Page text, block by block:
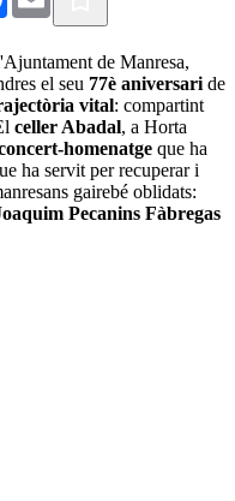
de Manresa,
el seu 77è aniversari de
vital: compartint
celler Abadal, a Horta
homenatge que ha
ha servit per recuperar i
gairebé oblidats:
Pecanins Fàbregas